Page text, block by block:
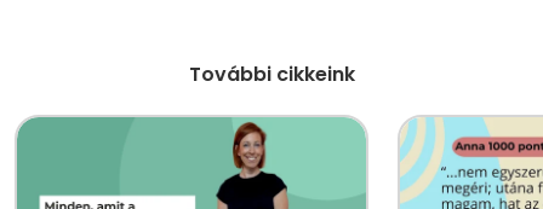
További cikkeink